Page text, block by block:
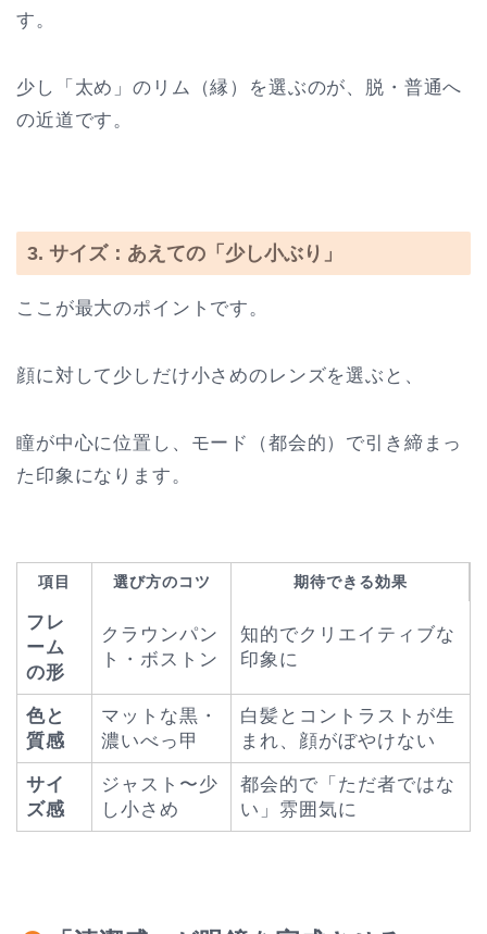
す。
少し「太め」のリム（縁）を選ぶのが、脱・普通へ
の近道です。
3. サイズ：あえての「少し小ぶり」
ここが最大のポイントです。
顔に対して少しだけ小さめのレンズを選ぶと、
瞳が中心に位置し、モード（都会的）で引き締まっ
た印象になります。
項目 選び方のコツ 期待できる効果
フレ
ーム
の形
クラウンパン
ト・ボストン
知的でクリエイティブな
印象に
色と
質感
マットな黒・
濃いべっ甲
白髪とコントラストが生
まれ、顔がぼやけない
サイ
ズ感
ジャスト〜少
し小さめ
都会的で「ただ者ではな
い」雰囲気に